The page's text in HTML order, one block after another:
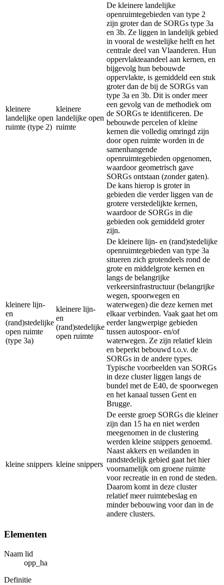
kleinere
landelijke open
ruimte (type 2)
kleinere
landelijke open
ruimte
De kleinere landelijke
openruimtegebieden van type 2
zijn groter dan de SORGs type 3a
en 3b. Ze liggen in landelijk gebied
in vooral de westelijke helft en het
centrale deel van Vlaanderen. Hun
oppervlakteaandeel aan kernen, en
bijgevolg hun bebouwde
oppervlakte, is gemiddeld een stuk
groter dan de bij de SORGs van
type 3a en 3b. Dit is onder meer
een gevolg van de methodiek om
de SORGs te identificeren. De
bebouwde percelen of kleine
kernen die volledig omringd zijn
door open ruimte worden in de
samenhangende
openruimtegebieden opgenomen,
waardoor geometrisch gave
SORGs ontstaan (zonder gaten).
De kans hierop is groter in
gebieden die verder liggen van de
grotere verstedelijkte kernen,
waardoor de SORGs in die
gebieden ook gemiddeld groter
zijn.
kleinere lijn-
en
(rand)stedelijke
open ruimte
(type 3a)
kleinere lijn-
en
(rand)stedelijke
open ruimte
De kleinere lijn- en (rand)stedelijke
openruimtegebieden van type 3a
situeren zich grotendeels rond de
grote en middelgrote kernen en
langs de belangrijke
verkeersinfrastructuur (belangrijke
wegen, spoorwegen en
waterwegen) die deze kernen met
elkaar verbinden. Vaak gaat het om
eerder langwerpige gebieden
tussen autospoor- en/of
waterwegen. Ze zijn relatief klein
en beperkt bebouwd t.o.v. de
SORGs in de andere types.
Typische voorbeelden van SORGs
in deze cluster liggen langs de
bundel met de E40, de spoorwegen
en het kanaal tussen Gent en
Brugge.
kleine snippers kleine snippers
De eerste groep SORGs die kleiner
zijn dan 15 ha en niet werden
meegenomen in de clustering
werden kleine snippers genoemd.
Naast akkers en weilanden in
randstedelijk gebied gaat het hier
voornamelijk om groene ruimte
voor recreatie in en rond de steden.
Daarom komt in deze cluster
relatief meer ruimtebeslag en
minder bebouwing voor dan in de
andere clusters.
Elementen
Naam lid
opp_ha
Definitie